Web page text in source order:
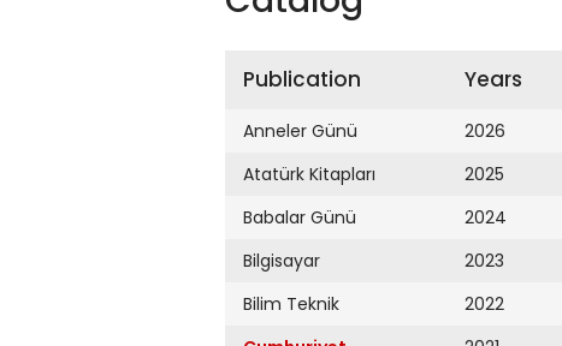
Publication
Anneler Günü
Atatürk Kitapları
Babalar Günü
Bilgisayar
Bilim Teknik
Years
2026
2025
2024
2023
2022